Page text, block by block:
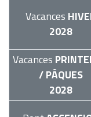
Vacances
2028
Vacances
/ PÂQUES
2028